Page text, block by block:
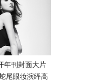
年刊封面大片
尾眼妆演绎高